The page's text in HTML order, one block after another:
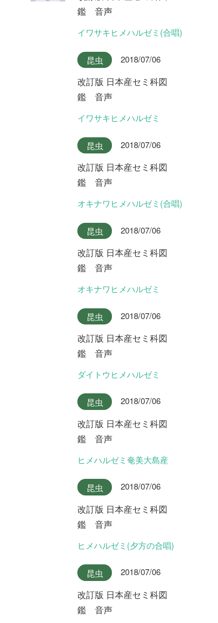
鑑 音声
ヒメハルゼミ
昆虫 2018/07/06
改訂版 日本産セミ科図
鑑 音声
エゾハルゼミ(合唱)
昆虫 2018/07/06
改訂版 日本産セミ科図
鑑 音声
エゾハルゼミ(合唱)
鑑 音声
昆虫 2018/07/06
改訂版 日本産セミ科図
鑑 音声
ハルゼミ
昆虫 2018/07/06
改訂版 日本産セミ科図
鑑 音声
大島産(合唱)
昆虫 2018/07/06
改訂版 日本産セミ科図
大島産
昆虫 2018/07/06
改訂版 日本産セミ科図
本島産
昆虫 2018/07/06
改訂版 日本産セミ科図